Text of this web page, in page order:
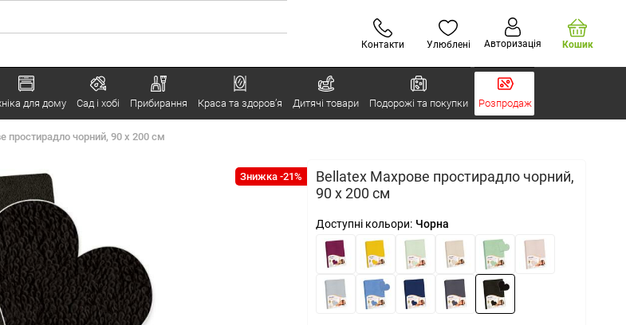
Контакти Улюблені Авторизація Кошик
для дому Сад і хобі Прибирання Краса та здоров’я Дитячі товари Подорожі та покупки Розпродаж
простирадло чорний, 90 x 200 см
Знижка -21%
Bellatex Махрове простирадло чорний,
90 x 200 см
Доступні кольори: Чорна